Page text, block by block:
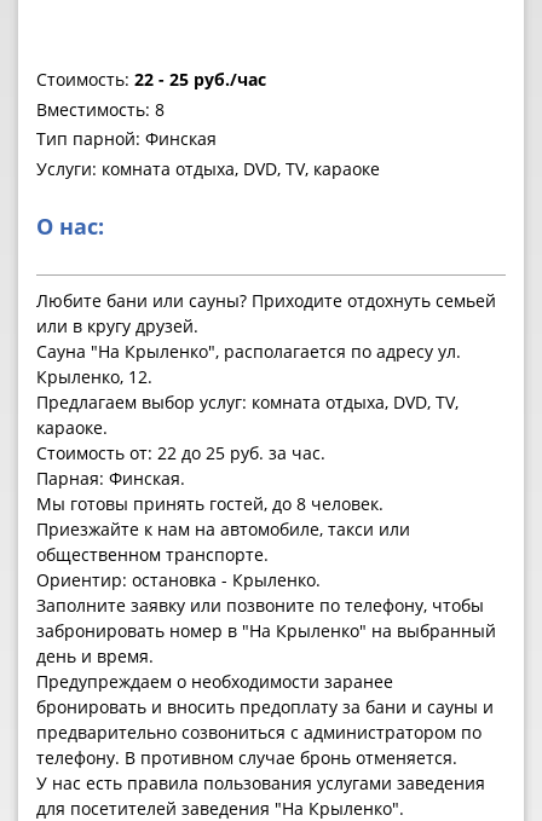
Стоимость: 22 - 25 руб./час
Вместимость: 8
Тип парной: Финская
Услуги: комната отдыха, DVD, TV, караоке
О нас:
Любите бани или сауны? Приходите отдохнуть семьей
или в кругу друзей.
Сауна "На Крыленко", располагается по адресу ул.
Крыленко, 12.
Предлагаем выбор услуг: комната отдыха, DVD, TV,
караоке.
Стоимость от: 22 до 25 руб. за час.
Парная: Финская.
Мы готовы принять гостей, до 8 человек.
Приезжайте к нам на автомобиле, такси или
общественном транспорте.
Ориентир: остановка - Крыленко.
Заполните заявку или позвоните по телефону, чтобы
забронировать номер в "На Крыленко" на выбранный
день и время.
Предупреждаем о необходимости заранее
бронировать и вносить предоплату за бани и сауны и
предварительно созвониться с администратором по
телефону. В противном случае бронь отменяется.
У нас есть правила пользования услугами заведения
для посетителей заведения "На Крыленко".